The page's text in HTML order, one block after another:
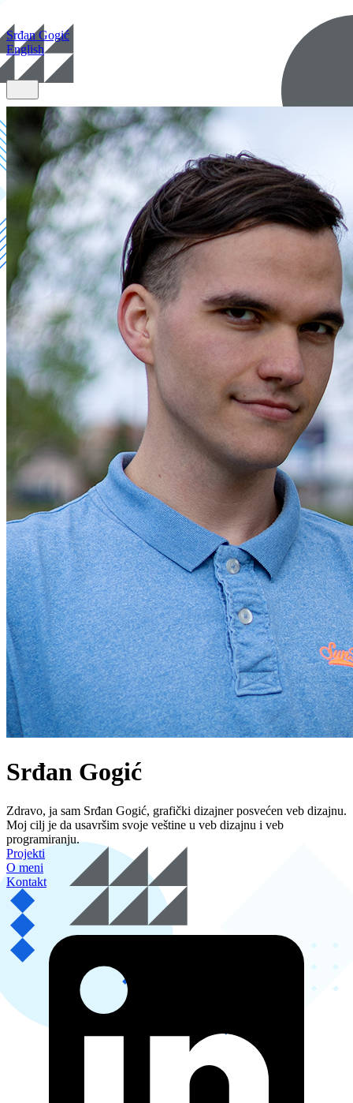
Srđan Gogić
English
Početna
Projekti
O meni
Kontakt
Srđan Gogić
Zdravo, ja sam Srđan Gogić, grafički dizajner posvećen veb dizajnu.
Moj cilj je da usavršim svoje veštine u veb dizajnu i veb
programiranju.
Projekti
O meni
Kontakt